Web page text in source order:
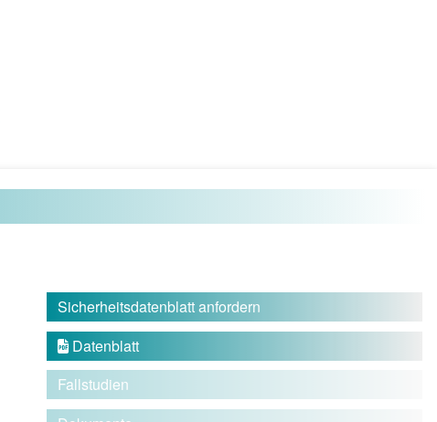
Sicherheitsdatenblatt anfordern
 Datenblatt
Fallstudien